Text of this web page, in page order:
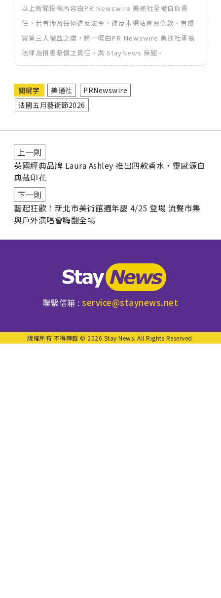
以上新聞投稿內容由PR Newswire 美通社全權自負責
任，若有涉及任何違反法令、違反本網站會員條款、有侵
害第三人權益之虞，將一概由PR Newswire 美通社承擔
法律及損害賠償之責任，與 StayNews 無關。
關鍵字 美通社
PRNewswire
法國五月藝術節2026
上一則
英國經典品牌 Laura Ashley 推出四款香水，靈感源自
典藏印花
下一則
藝起狂歡！新北市美術館週年慶 4/25 登場 流聲市集
與戶外演唱會嗨翻全場
聯繫信箱 :service@staynews.net
版權所有 不得轉載 © 2026 Stay News. All Rights Reserved.